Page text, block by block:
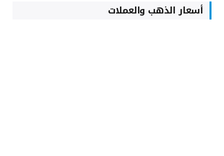
أسعار الذهب والعملات